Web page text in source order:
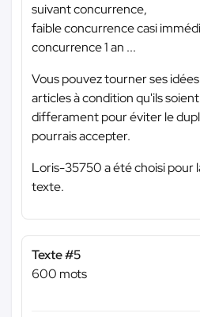
suivant concurrence,
faible concurrence casi
concurrence 1 an ...
Vous pouvez tourner ses
articles à condition qu'ils
differament pour éviter le
pourrais accepter.
Loris-35750 a été choisi pour
texte.
Texte #5
600 mots